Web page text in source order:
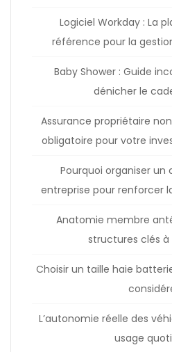
Logiciel Workday : La
référence pour la
Baby Shower : Guide
dénicher le
Assurance propriétaire
obligatoire pour votre
Pourquoi organiser un
entreprise pour renforcer
Anatomie membre
structures clés
Choisir un taille haie
L’autonomie réelle des
usage